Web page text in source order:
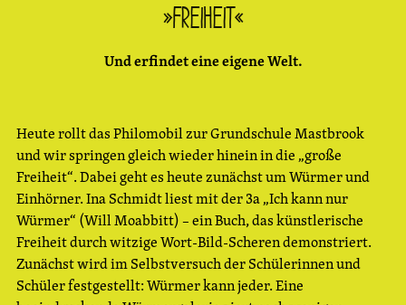
»Freiheit«
Und erfindet eine eigene Welt.
Heute rollt das Philomobil zur Grundschule Mastbrook
und wir springen gleich wieder hinein in die „große
Freiheit“. Dabei geht es heute zunächst um Würmer und
Einhörner. Ina Schmidt liest mit der 3a „Ich kann nur
Würmer“ (Will Moabbitt) – ein Buch, das künstlerische
Freiheit durch witzige Wort-Bild-Scheren demonstriert.
Zunächst wird im Selbstversuch der Schülerinnen und
Schüler festgestellt: Würmer kann jeder. Eine